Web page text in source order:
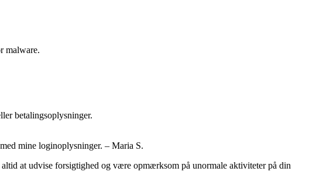
malware.
betalingsoplysninger.
mine loginoplysninger. – Maria S.
at udvise forsigtighed og være opmærksom på unormale aktiviteter på din